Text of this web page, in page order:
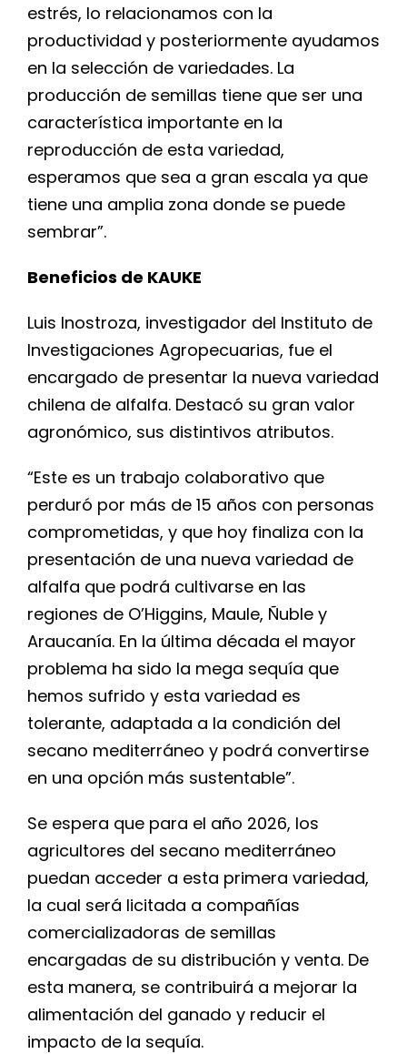
estrés, lo relacionamos con la
productividad y posteriormente ayudamos
en la selección de variedades. La
producción de semillas tiene que ser una
característica importante en la
reproducción de esta variedad,
esperamos que sea a gran escala ya que
tiene una amplia zona donde se puede
sembrar”.
Beneficios de KAUKE
Luis Inostroza, investigador del Instituto de
Investigaciones Agropecuarias, fue el
encargado de presentar la nueva variedad
chilena de alfalfa. Destacó su gran valor
agronómico, sus distintivos atributos.
“Este es un trabajo colaborativo que
perduró por más de 15 años con personas
comprometidas, y que hoy finaliza con la
presentación de una nueva variedad de
alfalfa que podrá cultivarse en las
regiones de O’Higgins, Maule, Ñuble y
Araucanía. En la última década el mayor
problema ha sido la mega sequía que
hemos sufrido y esta variedad es
tolerante, adaptada a la condición del
secano mediterráneo y podrá convertirse
en una opción más sustentable”.
Se espera que para el año 2026, los
agricultores del secano mediterráneo
puedan acceder a esta primera variedad,
la cual será licitada a compañías
comercializadoras de semillas
encargadas de su distribución y venta. De
esta manera, se contribuirá a mejorar la
alimentación del ganado y reducir el
impacto de la sequía.